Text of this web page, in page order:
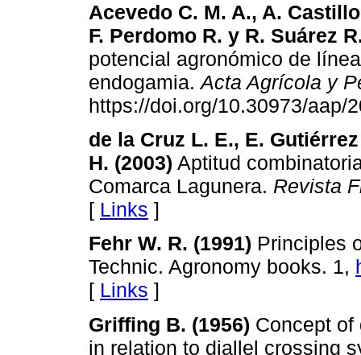
Acevedo C. M. A., A.
F. Perdomo R. y R. Suárez
potencial agronómico de
endogamia.Acta Agrícola y
https://doi.org/10.30973/aap/
de la Cruz L. E., E.
H. (2003) Aptitud
Comarca Lagunera. Revista
[ Links ]
Fehr W. R. (1991) Principles
Technic. Agronomy books. 1,
[ Links ]
Griffing B. (1956) Concept
in relation to diallel crossing